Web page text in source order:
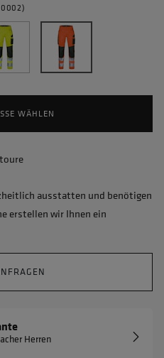
WÄHLEN
ausstatten und benötigen
erstellen wir Ihnen ein
Herren